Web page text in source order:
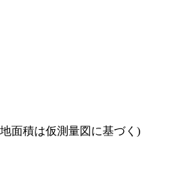
面積は仮測量図に基づく)